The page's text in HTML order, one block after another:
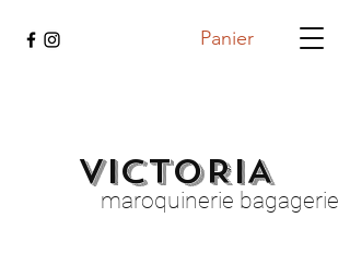
Panier
VICTORIA
maroquinerie bagagerie